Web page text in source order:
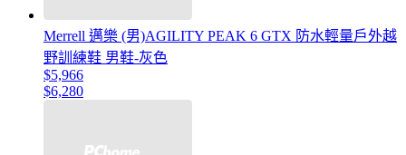
Merrell 邁樂 (男)AGILITY PEAK 6 GTX 防水輕量戶外越
野訓練鞋 男鞋-灰色
$5,966
$6,280